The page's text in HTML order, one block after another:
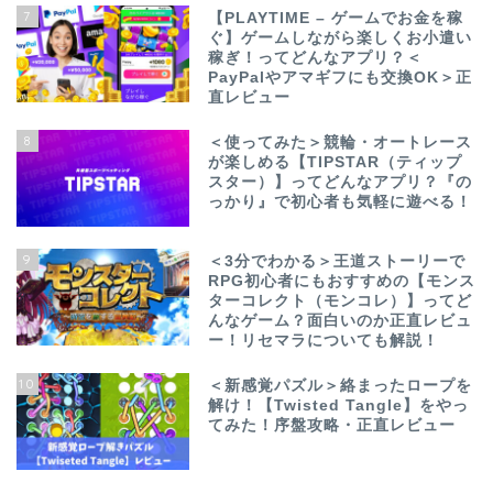
7
【PLAYTIME – ゲームでお金を稼
ぐ】ゲームしながら楽しくお小遣い
稼ぎ！ってどんなアプリ？＜
PayPalやアマギフにも交換OK＞正
直レビュー
8
＜使ってみた＞競輪・オートレース
が楽しめる【TIPSTAR（ティップ
スター）】ってどんなアプリ？『の
っかり』で初心者も気軽に遊べる！
9
＜3分でわかる＞王道ストーリーで
RPG初心者にもおすすめの【モンス
ターコレクト（モンコレ）】ってど
んなゲーム？面白いのか正直レビュ
ー！リセマラについても解説！
10
＜新感覚パズル＞絡まったロープを
解け！【Twisted Tangle】をやっ
てみた！序盤攻略・正直レビュー